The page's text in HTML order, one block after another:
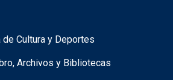
la institución
Cultura y Deportes
Archivos y Bibliotecas